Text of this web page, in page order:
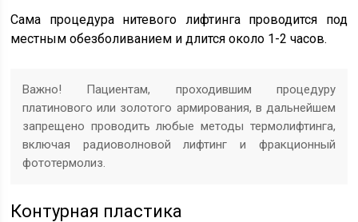
Сама процедура нитевого лифтинга проводится под
местным обезболиванием и длится около 1-2 часов.
Важно! Пациентам, проходившим процедуру
платинового или золотого армирования, в дальнейшем
запрещено проводить любые методы термолифтинга,
включая радиоволновой лифтинг и фракционный
фототермолиз.
Контурная пластика